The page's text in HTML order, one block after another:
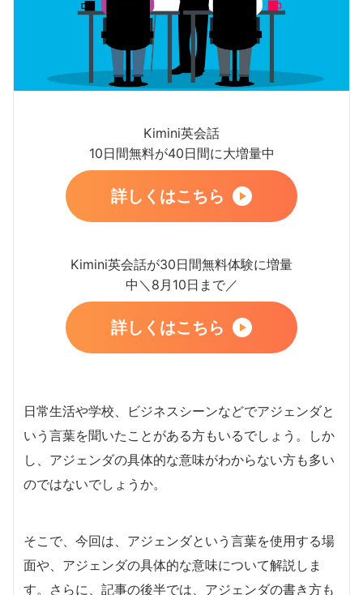
Kimini英会話
10日間無料が40日間に大増量中
詳しくはこちら
Kimini英会話が30日間無料体験に増量
中＼8月10日まで／
詳しくはこちら
日常生活や学校、ビジネスシーンなどでアジェンダと
いう言葉を聞いたことがある方もいるでしょう。しか
し、アジェンダの具体的な意味がわからない方も多い
のではないでしょうか。
そこで、今回は、アジェンダという言葉を使用する場
面や、アジェンダの具体的な意味について解説しま
す。さらに、記事の後半では、アジェンダの書き方も